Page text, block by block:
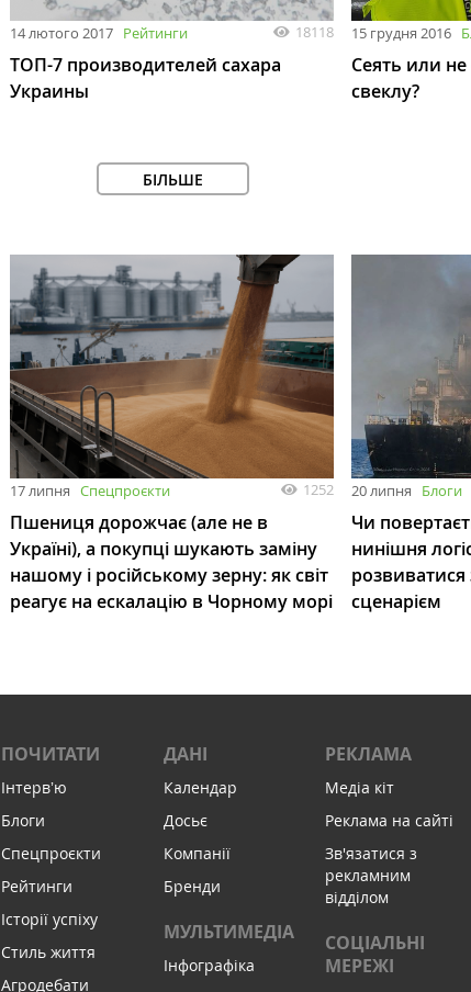
14 лютого 2017 Рейтинги 18118
ТОП-7 производителей сахара
Украины
15 грудня 2016
Сеять или
свеклу?
БІЛЬШЕ
17 липня Спецпроєкти 1252
Пшениця дорожчає (але не в
Україні), а покупці шукають заміну
нашому і російському зерну: як світ
реагує на ескалацію в Чорному морі
20 липня Блоги
Чи
нинішня
сценарієм
ПОЧИТАТИ
Інтервʼю
Блоги
Спецпроєкти
Рейтинги
Історії успіху
Стиль життя
Агродебати
ДАНІ
Календар
Досьє
Компанії
Бренди
МУЛЬТИМЕДІА
Інфографіка
РЕКЛАМА
Медіа кіт
Реклама на сайті
Зв'язатися з
рекламним
відділом
СОЦІАЛЬНІ
МЕРЕЖІ